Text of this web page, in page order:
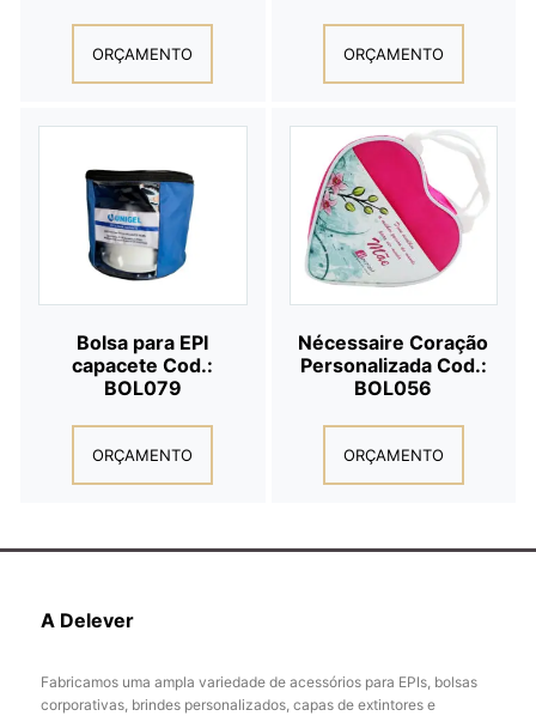
ORÇAMENTO ORÇAMENTO
Bolsa para EPI
capacete Cod.:
BOL079
ORÇAMENTO
Nécessaire Coração
Personalizada Cod.:
BOL056
ORÇAMENTO
A Delever
Fabricamos uma ampla variedade de acessórios para EPIs, bolsas
corporativas, brindes personalizados, capas de extintores e